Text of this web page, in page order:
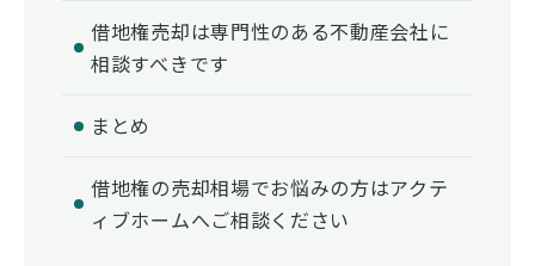
借地権売却は専門性のある不動産会社に
相談すべきです
まとめ
借地権の売却相場でお悩みの方はアクテ
ィブホームへご相談ください